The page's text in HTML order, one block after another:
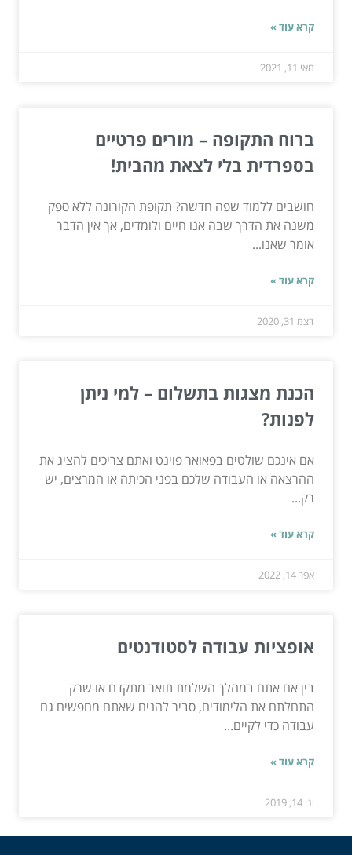
קרא עוד »
מאי 11, 2021
ברוח התקופה – מורים פרטיים
בספרדית בלי לצאת מהבית!
חושבים ללמוד שפה חדשה? תקופת הקורונה ללא ספק
משנה את הדרך שבה אנו חיים ולומדים, אך אין הדבר
אומר שאנו...
קרא עוד »
דצמ 31, 2020
הכנת מצגות בתשלום – למי ניתן
לפנות?
אם אינכם שולטים בפאואר פוינט ואתם צריכים להציג את
ההרצאה או העבודה שלכם בפני הכיתה או המרצים, יש
רק...
קרא עוד »
אפר 14, 2022
אופציות עבודה לסטודנטים
בין אם אתם במהלך השלמת תואר מתקדם או שרק
התחלתם את הלימודים, סביר להניח שאתם מחפשים גם
עבודה כדי לקיים...
קרא עוד »
ינו 14, 2019